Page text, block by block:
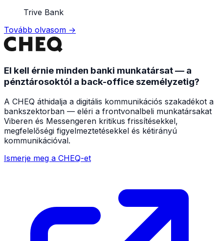
Trive Bank
Tovább olvasom →
El kell érnie minden banki munkatársat — a
pénztárosoktól a back-office személyzetig?
A CHEQ áthidalja a digitális kommunikációs szakadékot a
bankszektorban — eléri a frontvonalbeli munkatársakat
Viberen és Messengeren kritikus frissítésekkel,
megfelelőségi figyelmeztetésekkel és kétirányú
kommunikációval.
Ismerje meg a CHEQ-et